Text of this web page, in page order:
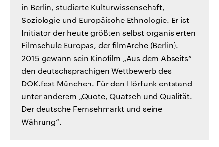
in Berlin, studierte Kulturwissenschaft,
Soziologie und Europäische Ethnologie. Er ist
Initiator der heute größten selbst organisierten
Filmschule Europas, der filmArche (Berlin).
2015 gewann sein Kinofilm „Aus dem Abseits“
den deutschsprachigen Wettbewerb des
DOK.fest München. Für den Hörfunk entstand
unter anderem „Quote, Quatsch und Qualität.
Der deutsche Fernsehmarkt und seine
Währung“.